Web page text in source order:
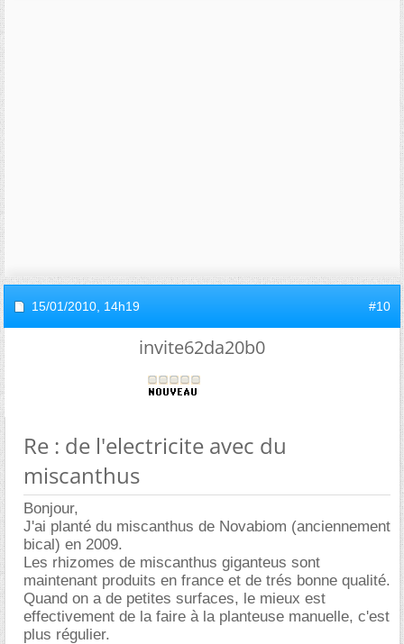
15/01/2010, 14h19 #10
invite62da20b0
Re : de l'electricite avec du
miscanthus
Bonjour,
J'ai planté du miscanthus de Novabiom (anciennement
bical) en 2009.
Les rhizomes de miscanthus giganteus sont
maintenant produits en france et de trés bonne qualité.
Quand on a de petites surfaces, le mieux est
effectivement de la faire à la planteuse manuelle, c'est
plus régulier.